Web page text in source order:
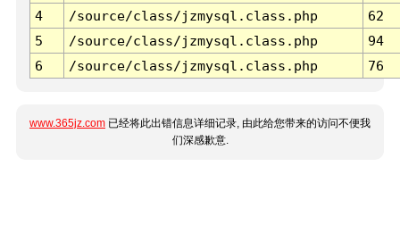
4
/source/class/jzmysql.class.php
62
5
/source/class/jzmysql.class.php
94
6
/source/class/jzmysql.class.php 76
www.365jz.com 已经将此出错信息详细记录, 由此给您带来的访问不便我
们深感歉意.